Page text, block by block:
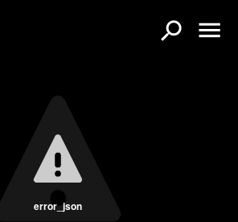
error_json